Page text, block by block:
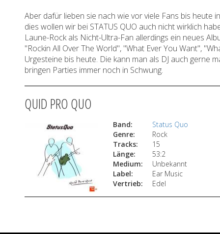
Aber dafür lieben sie nach wie vor viele Fans bis heute
dies wollen wir bei STATUS QUO auch nicht wirklich
Laune-Rock als Nicht-Ultra-Fan allerdings ein neues
"Rockin All Over The World", "What Ever You Want",
Urgesteine bis heute. Die kann man als DJ auch gerne
bringen Parties immer noch in Schwung.
QUID PRO QUO
Band:
Status Quo
Genre:
Rock
Tracks:
15
Länge:
53:2
Medium:
Unbekannt
Label:
Ear Music
Vertrieb:
Edel